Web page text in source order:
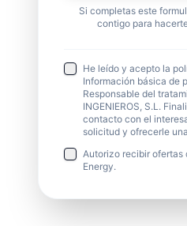
Si completas este
contigo para
He leído y acepto la
Información básica de
Responsable del
INGENIEROS, S.L.
contacto con el
solicitud y ofrecerle
Autorizo recibir ofertas
Energy.